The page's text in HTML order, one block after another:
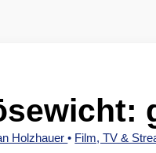
Holzhauer• Film, TV &